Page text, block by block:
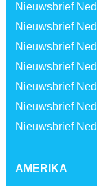
Nieuwsbrief
Nieuwsbrief
Nieuwsbrief
Nieuwsbrief
Nieuwsbrief
Nieuwsbrief
Nieuwsbrief
AMERIKA